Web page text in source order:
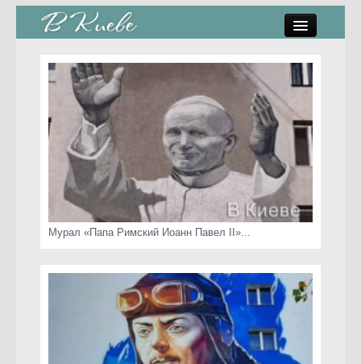
стрит-арт
коты Киева
скамейки
часы Киева
Мурал «Папа Римский Иоанн Павел II»...